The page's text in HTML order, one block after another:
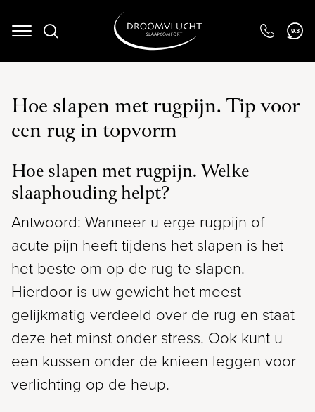
Navigation 9.3
Hoe slapen met rugpijn. Tip voor
een rug in topvorm
Hoe slapen met rugpijn. Welke
slaaphouding helpt?
Antwoord: Wanneer u erge rugpijn of
acute pijn heeft tijdens het slapen is het
het beste om op de rug te slapen.
Hierdoor is uw gewicht het meest
gelijkmatig verdeeld over de rug en staat
deze het minst onder stress. Ook kunt u
een kussen onder de knieen leggen voor
verlichting op de heup.